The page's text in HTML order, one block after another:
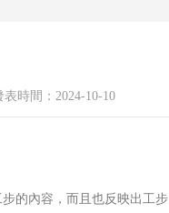
表時間：2024-10-10
的內容，而且也反映出工步